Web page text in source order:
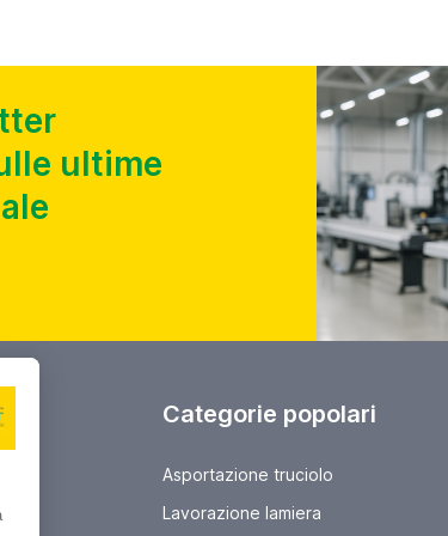
ultime
Categorie popolari
Asportazione truciolo
Lavorazione lamiera